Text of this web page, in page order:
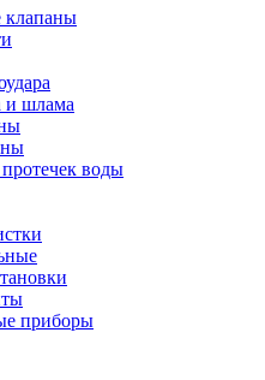
клапаны
и шлама
воды
приборы